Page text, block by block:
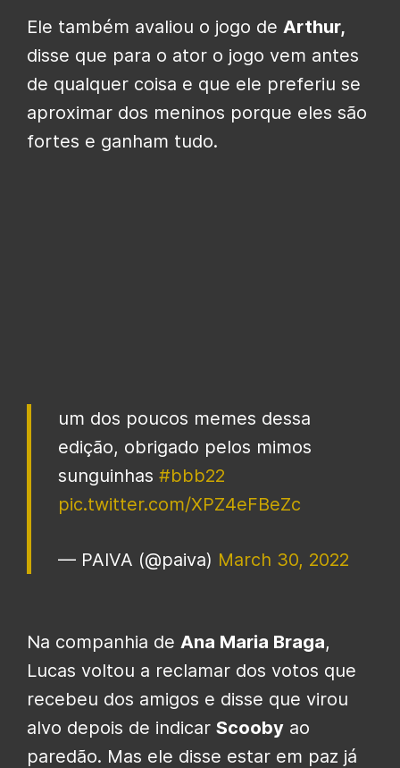
Ele também avaliou o jogo de Arthur,
disse que para o ator o jogo vem antes
de qualquer coisa e que ele preferiu se
aproximar dos meninos porque eles são
fortes e ganham tudo.
um dos poucos memes dessa
edição, obrigado pelos mimos
sunguinhas #bbb22
pic.twitter.com/XPZ4eFBeZc
— PAIVA (@paiva) March 30, 2022
Na companhia de Ana Maria Braga,
Lucas voltou a reclamar dos votos que
recebeu dos amigos e disse que virou
alvo depois de indicar Scooby ao
paredão. Mas ele disse estar em paz já